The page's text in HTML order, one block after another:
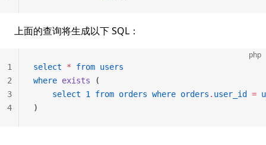
上面的查询将生成以下 SQL：
php
select * from users
where exists (
    select
1 from orders where orders . user_id =
)
1
2
3
4